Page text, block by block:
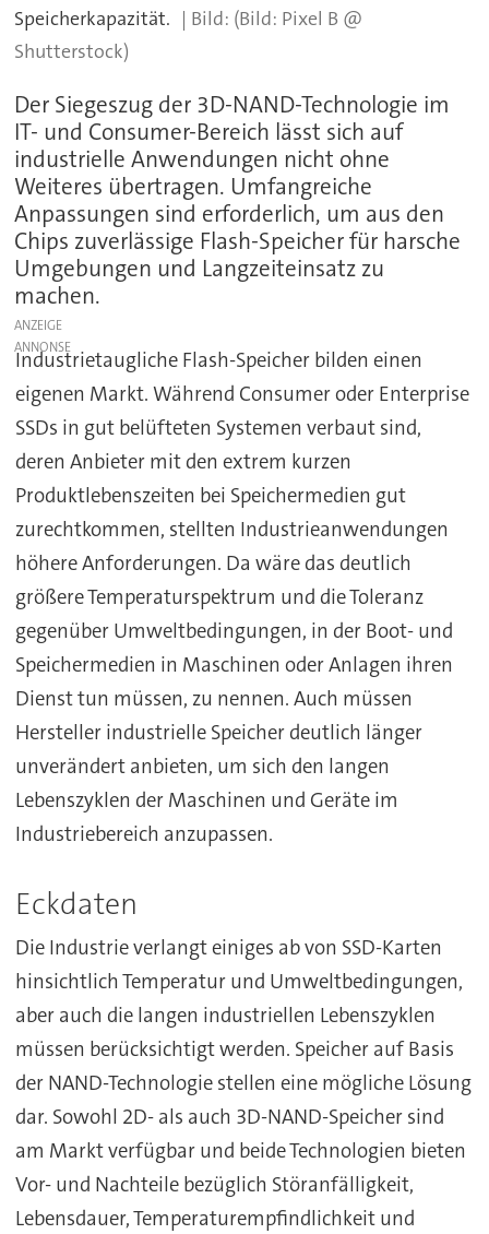
Speicherkapazität.
(Bild: Pixel B @
Shutterstock)
Der Siegeszug der 3D-NAND-Technologie im
IT- und Consumer-Bereich lässt sich auf
industrielle Anwendungen nicht ohne
Weiteres übertragen. Umfangreiche
Anpassungen sind erforderlich, um aus den
Chips zuverlässige Flash-Speicher für harsche
Umgebungen und Langzeiteinsatz zu
machen.
ANZEIGE
Industrietaugliche Flash-Speicher bilden einen
eigenen Markt. Während Consumer oder Enterprise
SSDs in gut belüfteten Systemen verbaut sind,
deren Anbieter mit den extrem kurzen
Produktlebenszeiten bei Speichermedien gut
zurechtkommen, stellten Industrieanwendungen
höhere Anforderungen. Da wäre das deutlich
größere Temperaturspektrum und die Toleranz
gegenüber Umweltbedingungen, in der Boot- und
Speichermedien in Maschinen oder Anlagen ihren
Dienst tun müssen, zu nennen. Auch müssen
Hersteller industrielle Speicher deutlich länger
unverändert anbieten, um sich den langen
Lebenszyklen der Maschinen und Geräte im
Industriebereich anzupassen.
Eckdaten
Die Industrie verlangt einiges ab von SSD-Karten
hinsichtlich Temperatur und Umweltbedingungen,
aber auch die langen industriellen Lebenszyklen
müssen berücksichtigt werden. Speicher auf Basis
der NAND-Technologie stellen eine mögliche Lösung
dar. Sowohl 2D- als auch 3D-NAND-Speicher sind
am Markt verfügbar und beide Technologien bieten
Vor- und Nachteile bezüglich Störanfälligkeit,
Lebensdauer, Temperaturempfindlichkeit und